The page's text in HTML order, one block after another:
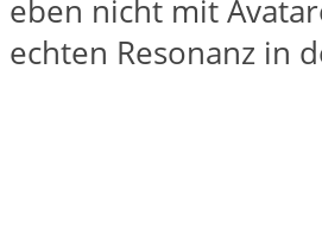
eben nicht mit
echten Resonanz in